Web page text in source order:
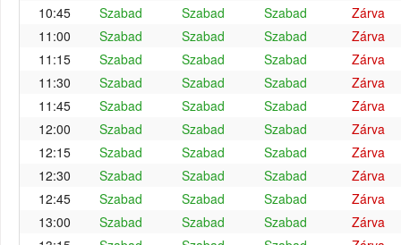
10:45
Szabad Szabad Szabad
Zárva
11:00
Szabad Szabad Szabad
Zárva
11:15
Szabad Szabad Szabad
Zárva
11:30
Szabad Szabad Szabad
Zárva
11:45
Szabad Szabad Szabad
Zárva
12:00
Szabad Szabad Szabad
Zárva
12:15
Szabad Szabad Szabad
Zárva
12:30
Szabad Szabad Szabad
Zárva
12:45
Szabad Szabad Szabad
Zárva
13:00
Szabad Szabad Szabad
Zárva